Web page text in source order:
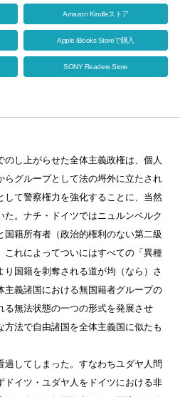
Amazon Kindleストア
Apple iBooks Storeで購入
SONY Readers Store
のし上がらせた全体主義政権は、個人
らグループとして法の埒外に立たされ
して警察権力を強化することに、当然
。ナチ・ドイツではニュルンベルク
籍所有者（政治的権利のない第二級
これによってついにはすべての「異種
り国籍を剥奪される道が均（なら）さ
義諸国における無国籍者グループの
る無法状態の一つの形式を発展させ
方法で自由諸国を全体主義国に似たも
過してしまった。すなわちユダヤ人問
イツ・ユダヤ人をドイツにおける非